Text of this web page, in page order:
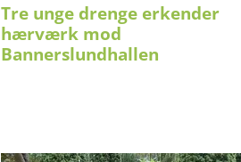
Tre unge drenge erkender
hærværk mod
Bannerslundhallen